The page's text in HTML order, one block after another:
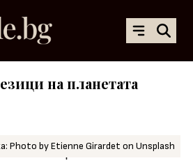
на планетата
Photo by Etienne Girardet on Unsplash